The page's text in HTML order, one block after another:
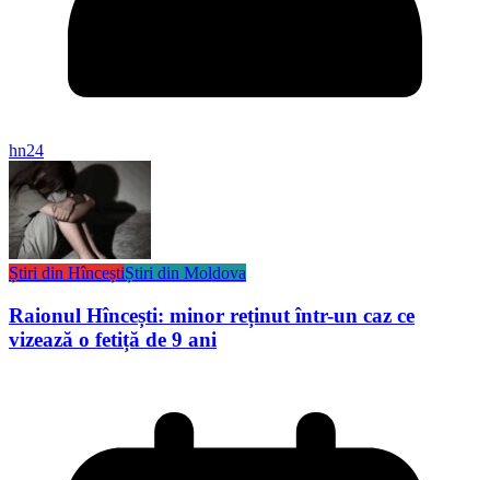
hn24
Știri din HînceștiȘtiri din Moldova
Raionul Hîncești: minor reținut într-un caz ce
vizează o fetiță de 9 ani